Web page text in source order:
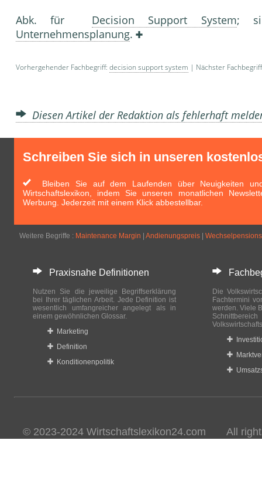
Abk. für Decision Support System;
Unternehmensplanung.
Vorhergehender Fachbegriff: decision support system | Nächster
Diesen Artikel der Redaktion als fehlerhaft
Schreiben Sie sich in unseren
Bleiben Sie auf dem Laufenden über Neuigkeiten
Wirtschaftslexikon, indem Sie unseren monatlichen
Werbung. Jederzeit mit einem Klick abbestellbar.
Weitere Begriffe : Maintenance Margin Andienungspreis
Praxisnahe Definitionen
Nutzen Sie die jeweilige Begriffserklärung
bei Ihrer täglichen Arbeit. Jede Definition ist
wesentlich umfangreicher angelegt als in
einem gewöhnlichen Glossar.
Marketing
Definition
Konditionenpolitik
Die
Fachtermini
werden. Viele
© 2023-2024 Wirtschaftslexikon24.com All